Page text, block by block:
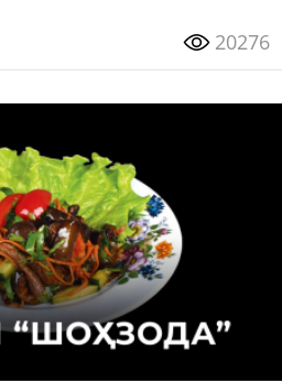
20276